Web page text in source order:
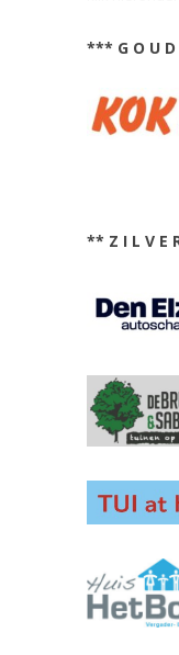
*** G O U
** Z I L V E